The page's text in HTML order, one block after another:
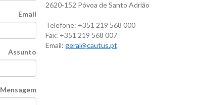
Email
Assunto
Mensagem
2620-152 Póvoa de Santo Adrião
Telefone: +351 219 568 000
Fax: +351 219 568 007
Email: geral@cautus.pt